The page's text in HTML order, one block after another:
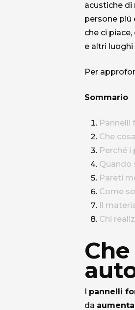
acustiche di
persone più
che ci
e altri
Per
Sommario
Pannelli
Che
Perché
Quando
Pareti
Come
Il
Chi
pannelli
da